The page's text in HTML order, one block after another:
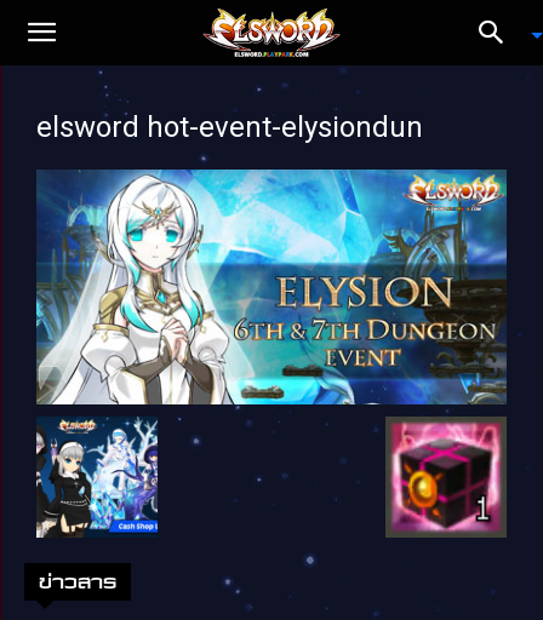
elsword hot-event-elysiondun
ข่าวสาร